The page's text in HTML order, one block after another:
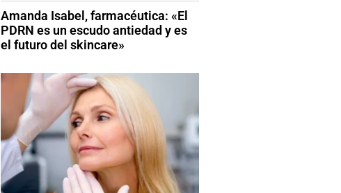
Amanda Isabel, farmacéutica: «El
PDRN es un escudo antiedad y es
el futuro del skincare»